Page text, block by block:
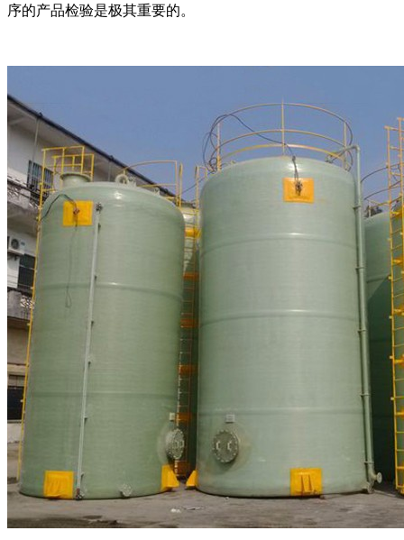
序的产品检验是极其重要的。